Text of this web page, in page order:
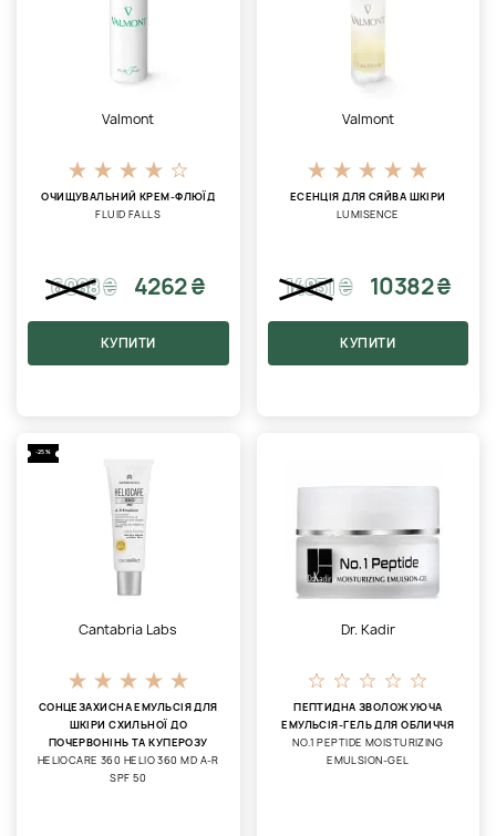
Valmont
ОЧИЩУВАЛЬНИЙ КРЕМ-ФЛЮЇД
FLUID FALLS
6088₴ 4262 ₴
КУПИТИ
Valmont
ЕСЕНЦІЯ ДЛЯ СЯЙВА ШКІРИ
LUMISENCE
14831₴ 10382 ₴
КУПИТИ
-25%
Cantabria Labs
СОНЦЕЗАХИСНА ЕМУЛЬСІЯ ДЛЯ
ШКІРИ СХИЛЬНОЇ ДО
ПОЧЕРВОНІНЬ ТА КУПЕРОЗУ
HELIOCARE 360 HELIO 360 MD A-R
SPF 50
Dr. Kadir
ПЕПТИДНА ЗВОЛОЖУЮЧА
ЕМУЛЬСІЯ-ГЕЛЬ ДЛЯ ОБЛИЧЧЯ
NO.1 PEPTIDE MOISTURIZING
EMULSION-GEL